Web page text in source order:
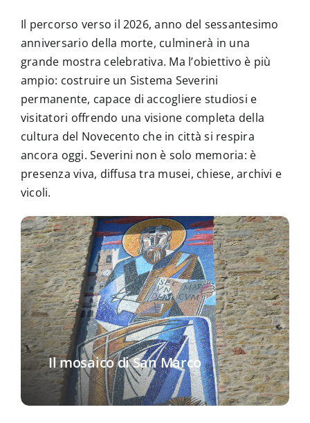
Il percorso verso il 2026, anno del sessantesimo
anniversario della morte, culminerà in una
grande mostra celebrativa. Ma l’obiettivo è più
ampio: costruire un Sistema Severini
permanente, capace di accogliere studiosi e
visitatori offrendo una visione completa della
cultura del Novecento che in città si respira
ancora oggi. Severini non è solo memoria: è
presenza viva, diffusa tra musei, chiese, archivi e
vicoli.
Il mosaico di San Marco